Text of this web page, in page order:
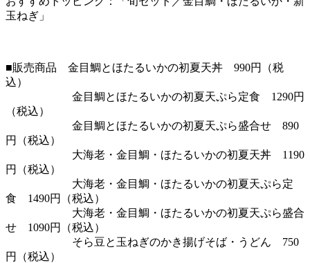
玉ねぎ」
■販売商品 金目鯛とほたるいかの初夏天丼 990円（税
込）
金目鯛とほたるいかの初夏天ぷら定食 1290円
（税込）
金目鯛とほたるいかの初夏天ぷら盛合せ 890
円（税込）
大海老・金目鯛・ほたるいかの初夏天丼 1190
円（税込）
大海老・金目鯛・ほたるいかの初夏天ぷら定
食 1490円（税込）
大海老・金目鯛・ほたるいかの初夏天ぷら盛合
せ 1090円（税込）
そら豆と玉ねぎのかき揚げそば・うどん 750
円（税込）